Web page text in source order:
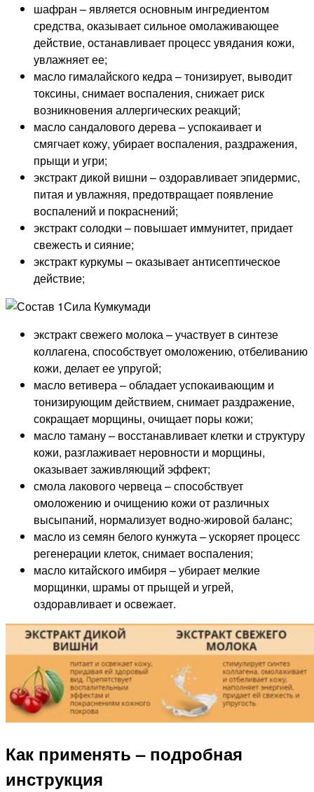
шафран – является основным ингредиентом
средства, оказывает сильное омолаживающее
действие, останавливает процесс увядания кожи,
увлажняет ее;
масло гималайского кедра – тонизирует, выводит
токсины, снимает воспаления, снижает риск
возникновения аллергических реакций;
масло сандалового дерева – успокаивает и
смягчает кожу, убирает воспаления, раздражения,
прыщи и угри;
экстракт дикой вишни – оздоравливает эпидермис,
питая и увлажняя, предотвращает появление
воспалений и покраснений;
экстракт солодки – повышает иммунитет, придает
свежесть и сияние;
экстракт куркумы – оказывает антисептическое
действие;
экстракт свежего молока – участвует в синтезе
коллагена, способствует омоложению, отбеливанию
кожи, делает ее упругой;
масло ветивера – обладает успокаивающим и
тонизирующим действием, снимает раздражение,
сокращает морщины, очищает поры кожи;
масло таману – восстанавливает клетки и структуру
кожи, разглаживает неровности и морщины,
оказывает заживляющий эффект;
смола лакового червеца – способствует
омоложению и очищению кожи от различных
высыпаний, нормализует водно-жировой баланс;
масло из семян белого кунжута – ускоряет процесс
регенерации клеток, снимает воспаления;
масло китайского имбиря – убирает мелкие
морщинки, шрамы от прыщей и угрей,
оздоравливает и освежает.
Как применять – подробная
инструкция